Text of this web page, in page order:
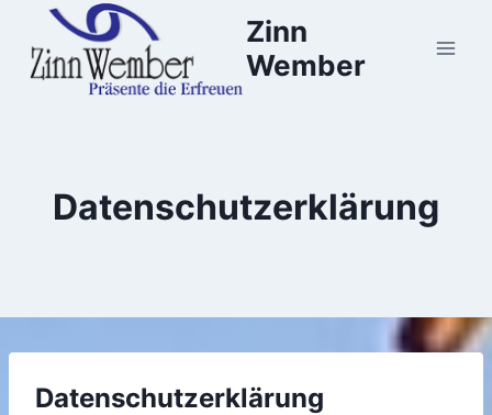
Inhalt
springen
Zinn
Wember
Datenschutzerklärung
Datenschutzerklärung